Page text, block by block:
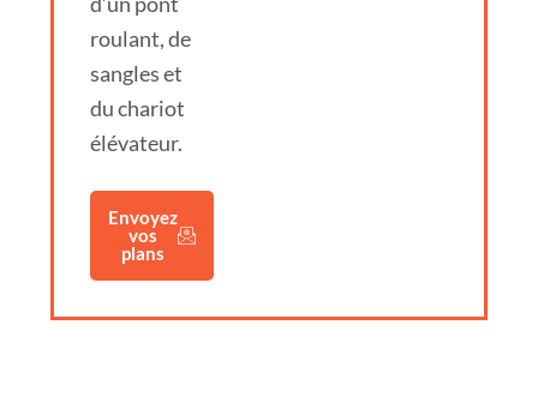
roulant, de
sangles et
du chariot
élévateur.
Envoyez
vos
plans